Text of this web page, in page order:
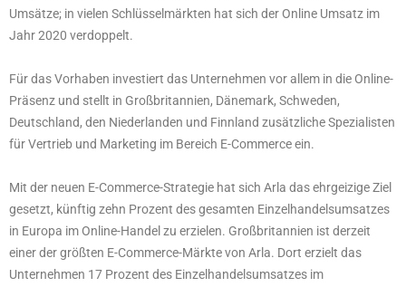
Umsätze; in vielen Schlüsselmärkten hat sich der Online Umsatz im
Jahr 2020 verdoppelt.
Für das Vorhaben investiert das Unternehmen vor allem in die Online-
Präsenz und stellt in Großbritannien, Dänemark, Schweden,
Deutschland, den Niederlanden und Finnland zusätzliche Spezialisten
für Vertrieb und Marketing im Bereich E-Commerce ein.
Mit der neuen E-Commerce-Strategie hat sich Arla das ehrgeizige Ziel
gesetzt, künftig zehn Prozent des gesamten Einzelhandelsumsatzes
in Europa im Online-Handel zu erzielen. Großbritannien ist derzeit
einer der größten E-Commerce-Märkte von Arla. Dort erzielt das
Unternehmen 17 Prozent des Einzelhandelsumsatzes im